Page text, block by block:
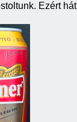
Ezért